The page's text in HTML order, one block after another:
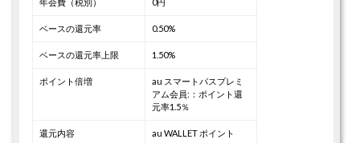
ベースの還元率 0.50%
ベースの還元率上限 1.50%
ポイント倍増
au スマートパスプレミ
アム会員:：ポイント還
元率1.5％
還元内容 au WALLET ポイント